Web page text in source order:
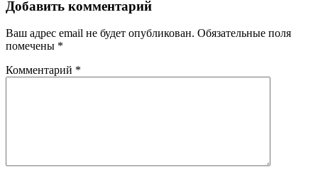
Добавить комментарий
Ваш адрес email не будет опубликован. Обязательные поля
помечены *
Комментарий *